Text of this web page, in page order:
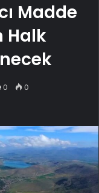
Madde
Halk
0 0